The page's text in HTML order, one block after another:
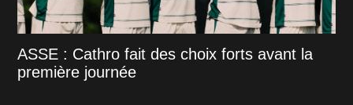
ASSE : Cathro fait des choix forts avant la
première journée